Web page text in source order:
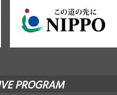
PROGRAM